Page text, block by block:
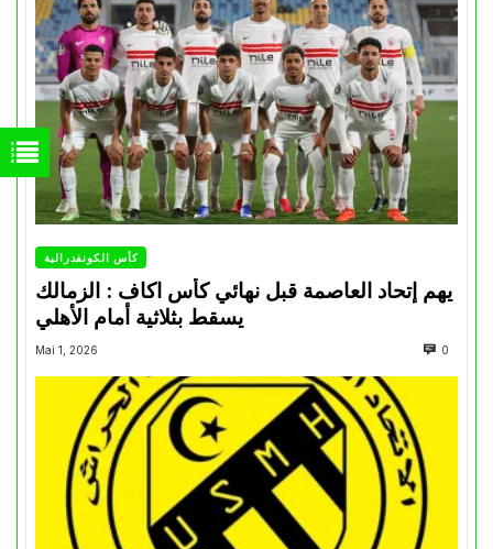
كأس الكونفدرالية
يهم إتحاد العاصمة قبل نهائي كأس اكاف : الزمالك
Mai 1, 2026 0